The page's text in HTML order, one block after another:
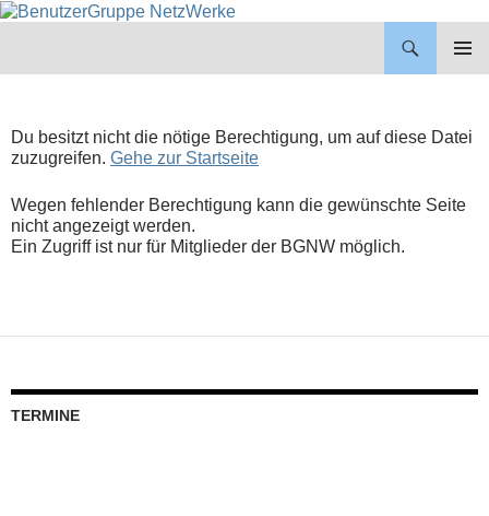
Du besitzt nicht die nötige Berechtigung, um auf diese Datei
zuzugreifen. Gehe zur Startseite
Wegen fehlender Berechtigung kann die gewünschte Seite
nicht angezeigt werden.
Ein Zugriff ist nur für Mitglieder der BGNW möglich.
TERMINE